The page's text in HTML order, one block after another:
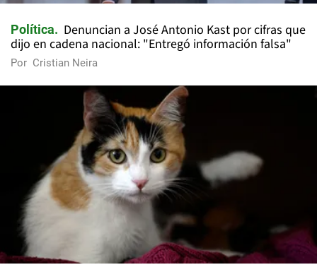
Política
Denuncian a José Antonio Kast por cifras que
dijo en cadena nacional: "Entregó información falsa"
Por Cristian Neira